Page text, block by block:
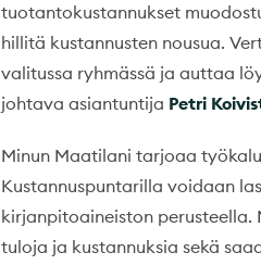
tuotantokustannukset
hillitä kustannusten nousua.
valitussa ryhmässä ja auttaa
johtava asiantuntija Petri
Minun Maatilani tarjoaa
Kustannuspuntarilla voidaan
kirjanpitoaineiston
tuloja ja kustannuksia sekä